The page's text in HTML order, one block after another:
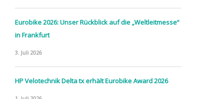
Eurobike 2026: Unser Rückblick auf die „Weltleitmesse“
in Frankfurt
3. Juli 2026
HP Velotechnik Delta tx erhält Eurobike Award 2026